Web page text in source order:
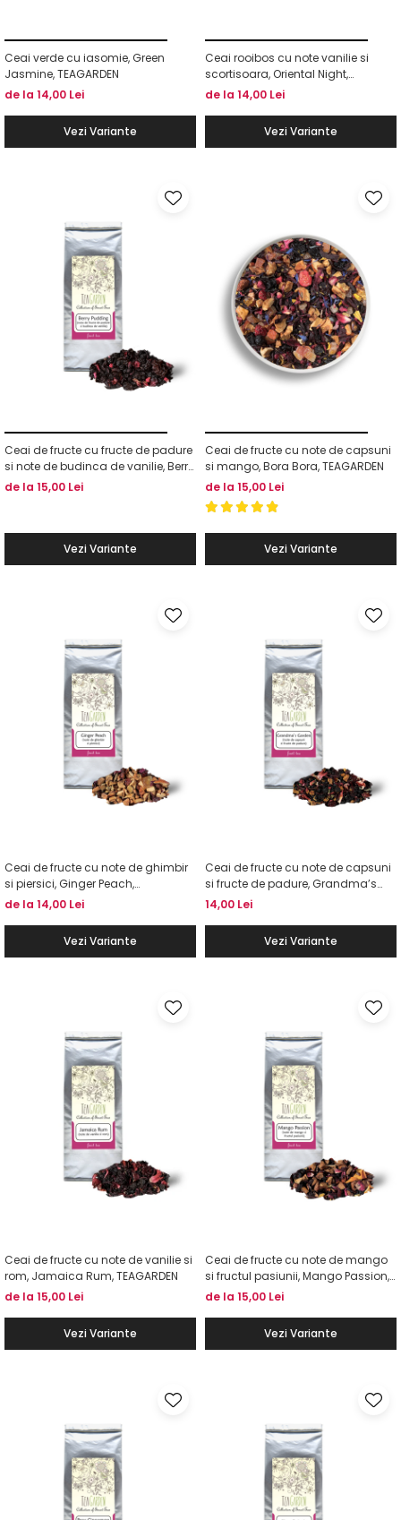
Ceai verde cu iasomie, Green
Jasmine, TEAGARDEN
de la 14,00 Lei
Vezi Variante
Ceai rooibos cu note vanilie si
scortisoara, Oriental Night,
TEAGRDEN
de la 14,00 Lei
Vezi Variante
Ceai de fructe cu fructe de padure
si note de budinca de vanilie, Berry
Pudding, TEAGARDEN
de la 15,00 Lei
Vezi Variante
Ceai de fructe cu note de capsuni
si mango, Bora Bora, TEAGARDEN
de la 15,00 Lei
Vezi Variante
Ceai de fructe cu note de ghimbir
si piersici, Ginger Peach,
TEAGARDEN
de la 14,00 Lei
Vezi Variante
Ceai de fructe cu note de capsuni
si fructe de padure, Grandma’s
Garden, TEAGARDEN
14,00 Lei
Vezi Variante
Ceai de fructe cu note de vanilie si
rom, Jamaica Rum, TEAGARDEN
de la 15,00 Lei
Vezi Variante
Ceai de fructe cu note de mango
si fructul pasiunii, Mango Passion,
TEAGARDEN
de la 15,00 Lei
Vezi Variante